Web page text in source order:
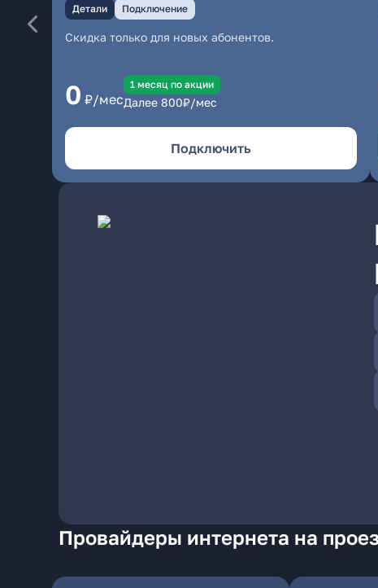
Детали Подключение
Скидка только для новых абонентов.
0 ₽/мес
1 месяц по акции
Далее 800₽/мес
Подключить
Провайдеры интернета на